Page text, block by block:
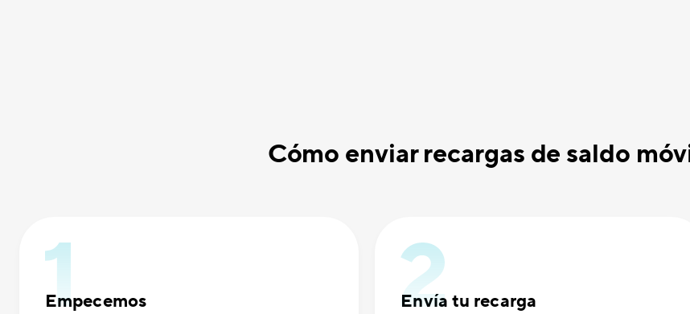
Cómo enviar recargas de saldo
Empecemos Envía tu recarga